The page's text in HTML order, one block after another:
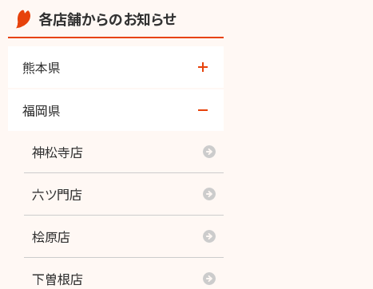
各店舗からのお知らせ
熊本県
荒尾店
玉名築地店
御代志店
四方寄店
光の森店
福岡県
神松寺店
六ツ門店
桧原店
下曽根店